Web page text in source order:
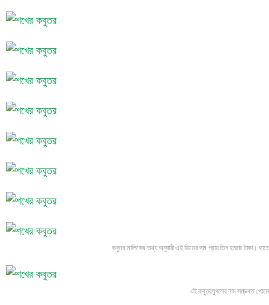
কবুতর মালিকের তথ্য অনুযায়ী এই ডিমের দাম প্রায় তিন হাজার টাকা।
এই কবুতরযুগলের নাম সম্ভবত